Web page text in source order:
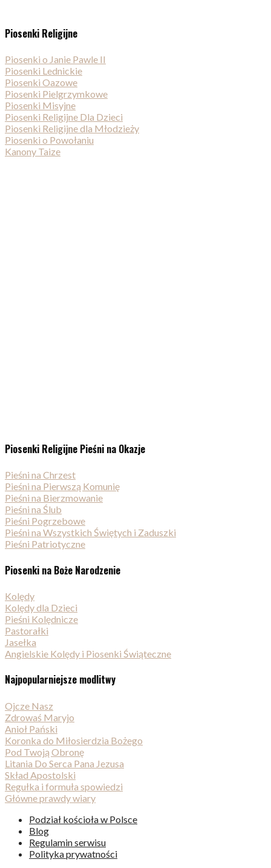
Piosenki Religijne
Piosenki o Janie Pawle II
Piosenki Lednickie
Piosenki Oazowe
Piosenki Pielgrzymkowe
Piosenki Misyjne
Piosenki Religijne Dla Dzieci
Piosenki Religijne dla Młodzieży
Piosenki o Powołaniu
Kanony Taize
Piosenki Religijne Pieśni na Okazje
Pieśni na Chrzest
Pieśni na Pierwszą Komunię
Pieśni na Bierzmowanie
Pieśni na Ślub
Pieśni Pogrzebowe
Pieśni na Wszystkich Świętych i Zaduszki
Pieśni Patriotyczne
Piosenki na Boże Narodzenie
Kolędy
Kolędy dla Dzieci
Pieśni Kolędnicze
Pastorałki
Jasełka
Angielskie Kolędy i Piosenki Świąteczne
Najpopularniejsze modlitwy
Ojcze Nasz
Zdrowaś Maryjo
Anioł Pański
Koronka do Miłosierdzia Bożego
Pod Twoją Obronę
Litania Do Serca Pana Jezusa
Skład Apostolski
Regułka i formuła spowiedzi
Główne prawdy wiary
Podział kościoła w Polsce
Blog
Regulamin serwisu
Polityka prywatności